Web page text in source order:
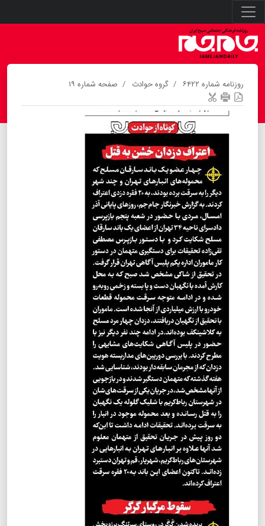
روزنامه شماره ۶۴۲۲ گروه حوادث صفحه شماره ۱۹